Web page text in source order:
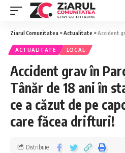
Ziarul Comunitatea >Actualitate >Accident grav în Parcul
ACTUALITATE LOCAL
Accident grav în
Tânăr de 18 ani în
ce a căzut de pe
care făcea drifturi!
Distribuie